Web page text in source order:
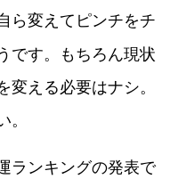
ら変えてピンチをチ
です。もちろん現状
える必要はナシ。
ランキングの発表で